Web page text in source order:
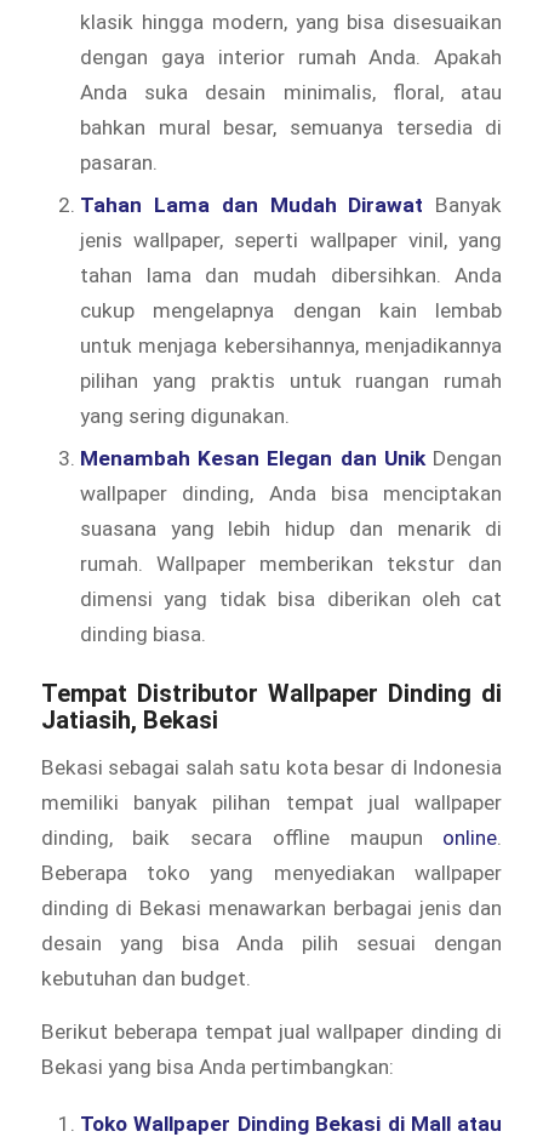
klasik hingga modern, yang bisa disesuaikan
dengan gaya interior rumah Anda. Apakah
Anda suka desain minimalis, floral, atau
bahkan mural besar, semuanya tersedia di
pasaran.
Tahan Lama dan Mudah Dirawat Banyak
jenis wallpaper, seperti wallpaper vinil, yang
tahan lama dan mudah dibersihkan. Anda
cukup mengelapnya dengan kain lembab
untuk menjaga kebersihannya, menjadikannya
pilihan yang praktis untuk ruangan rumah
yang sering digunakan.
Menambah Kesan Elegan dan Unik Dengan
wallpaper dinding, Anda bisa menciptakan
suasana yang lebih hidup dan menarik di
rumah. Wallpaper memberikan tekstur dan
dimensi yang tidak bisa diberikan oleh cat
dinding biasa.
Tempat Distributor Wallpaper Dinding di
Jatiasih, Bekasi
Bekasi sebagai salah satu kota besar di Indonesia
memiliki banyak pilihan tempat jual wallpaper
dinding, baik secara offline maupun online.
Beberapa toko yang menyediakan wallpaper
dinding di Bekasi menawarkan berbagai jenis dan
desain yang bisa Anda pilih sesuai dengan
kebutuhan dan budget.
Berikut beberapa tempat jual wallpaper dinding di
Bekasi yang bisa Anda pertimbangkan:
Toko Wallpaper Dinding Bekasi di Mall atau